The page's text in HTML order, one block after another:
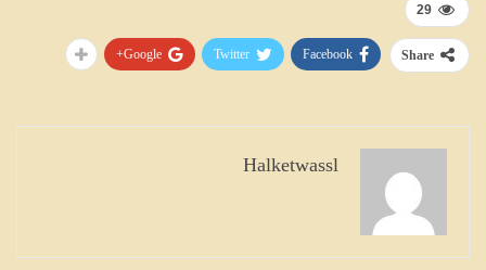
29
Share
Facebook
Twitter
Google+
Halketwassl